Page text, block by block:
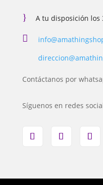
} A tu disposición los

Contáctanos por
Síguenos en redes